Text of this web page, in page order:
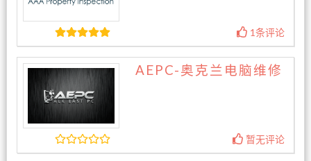
1条评论
AEPC-奥克兰电脑维修
暂无评论